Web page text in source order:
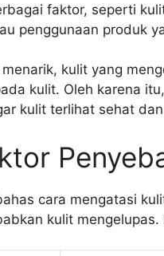
faktor, seperti
penggunaan produk
kulit yang
kulit. Oleh karena
kulit terlihat sehat
cara mengatasi
kulit